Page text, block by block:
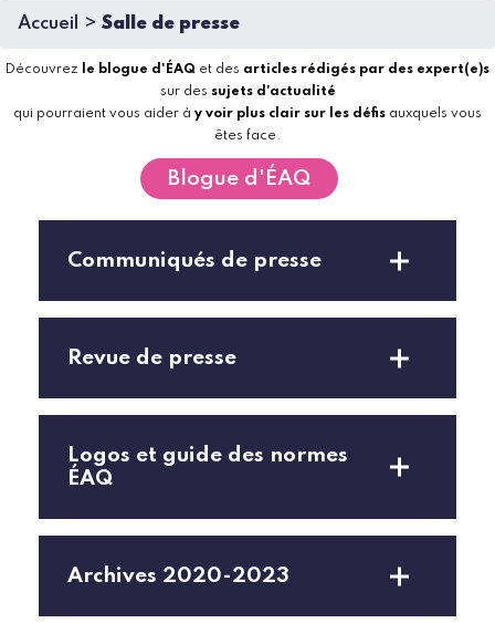
Accueil Salle de presse
Découvrez le blogue d'ÉAQ et des articles rédigés par des expert(e)s
sur des sujets d'actualité
qui pourraient vous aider à y voir plus clair sur les défis auxquels vous
êtes face.
Blogue d'ÉAQ
Communiqués de presse
Revue de presse
Logos et guide des normes
ÉAQ
Archives 2020-2023